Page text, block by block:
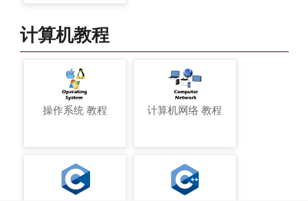
计算机教程
操作系统 教程 计算机网络 教程